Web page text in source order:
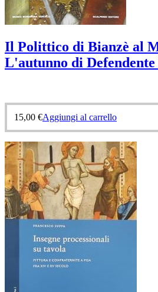
Il Polittico di Bianzè al
L'autunno di
15,00 €Aggiungi al carrello